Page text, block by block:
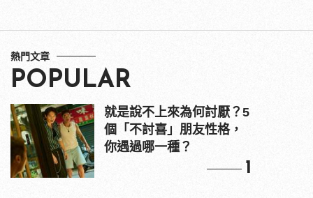
熱門文章
POPULAR
就是說不上來為何討厭？5
個「不討喜」朋友性格，
你遇過哪一種？
1